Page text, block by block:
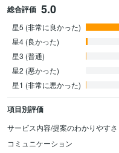
総合評価 5.0
星5 (非常に良かった)
星4 (良かった)
星3 (普通)
星2 (悪かった)
星1 (非常に悪かった)
項目別評価
サービス内容/提案のわかりやすさ
コミュニケーション